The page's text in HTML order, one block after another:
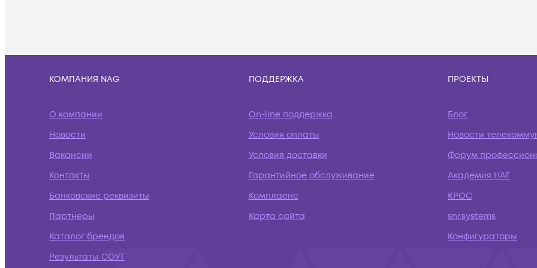
КОМПАНИЯ NAG
О компании
Новости
Вакансии
Контакты
Банковские реквизиты
Партнеры
Каталог брендов
Результаты СОУТ
ПОДДЕРЖКА
On-line поддержка
Условия оплаты
Условия доставки
Гарантийное обслуживание
Комплаенс
Карта сайта
ПРОЕКТЫ
Блог
Новости
Форум
Академия НАГ
КРОС
snr.systems
Конфигураторы